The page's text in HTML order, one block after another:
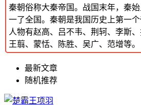
秦朝俗称大秦帝国。战国末年，秦
一了全国。秦朝是我国历史上第一
人物有赵高、吕不韦、荆轲、李斯、
王翦、蒙恬、陈胜、吴广、范增等。
最新文章
随机推荐